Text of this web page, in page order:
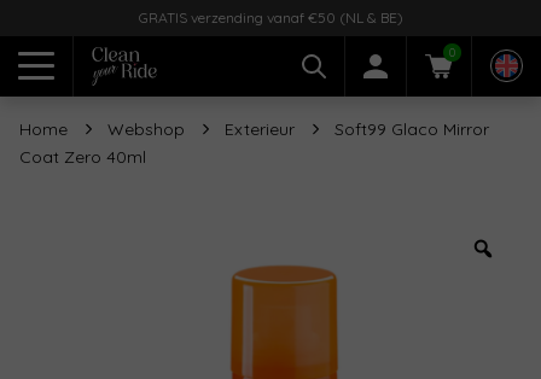
GRATIS verzending vanaf €50 (NL & BE)
0
Home Webshop Exterieur
Soft99 Glaco Mirror
Coat Zero 40ml